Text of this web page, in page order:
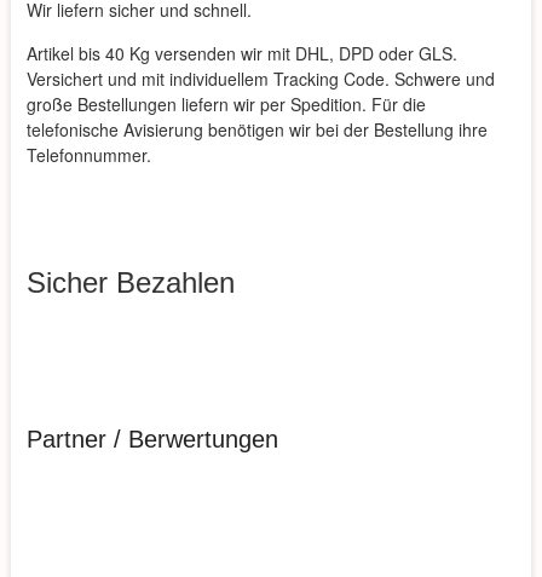
Wir liefern sicher und schnell.
Artikel bis 40 Kg versenden wir mit DHL, DPD oder GLS.
Versichert und mit individuellem Tracking Code. Schwere und
große Bestellungen liefern wir per Spedition. Für die
telefonische Avisierung benötigen wir bei der Bestellung ihre
Telefonnummer.
Sicher Bezahlen
Partner / Berwertungen